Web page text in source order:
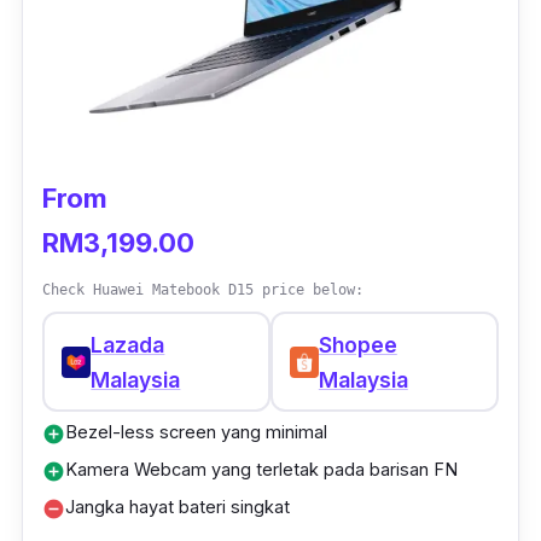
Bahagian lubang port terdapat lebih 5 jenis
iaitu USB 3.1 Gen 1, USB Type-C, stereo
(microphone and headphone), HDMI, AC
From
RM3,199.00
Check Huawei Matebook D15 price below:
Lazada
Malaysia
Shopee
Malaysia
add_circleBezel-less screen yang minimal
add_circleKamera Webcam yang terletak pada barisan FN
remove_circleJangka hayat bateri singkat